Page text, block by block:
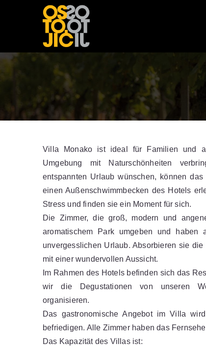
Villa Monako ist ideal für Familien und
Umgebung mit Naturschönheiten
entspannten Urlaub wünschen, können
einen Außenschwimmbecken des Hotels
Stress und finden sie ein Moment für sich.
Die Zimmer, die groß, modern und
aromatischem Park umgeben und haben
unvergesslichen Urlaub. Absorbieren sie
mit einer wundervollen Aussicht.
Im Rahmen des Hotels befinden sich das
wir die Degustationen von unseren
organisieren.
Das gastronomische Angebot im Villa
befriedigen. Alle Zimmer haben das
Das Kapazität des Villas ist: